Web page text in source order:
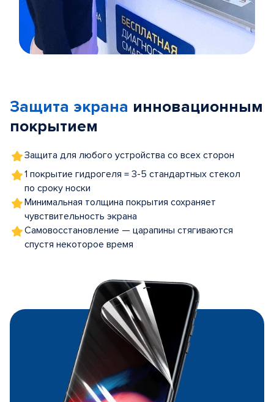
5
Защита экрана инновационным
покрытием
Защита для любого устройства со всех сторон
1 покрытие гидрогеля = 3-5 стандартных стекол
по сроку носки
Минимальная толщина покрытия сохраняет
чувствительность экрана
Самовосстановление — царапины стягиваются
спустя некоторое время